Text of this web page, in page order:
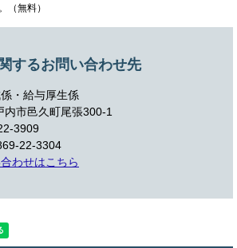
（無料）
するお問い合わせ先
・給与厚生係
内市邑久町尾張300-1
3909
22-3304
わせはこちら